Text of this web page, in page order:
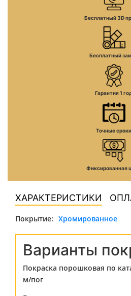
Бесплатный 3D
Бесплатный
Гарантия 1
Точные сроки
Фиксированная
ХАРАКТЕРИСТИКИ
Покрытие: Хромированное
Варианты
Покраска порошковая по
м/пог